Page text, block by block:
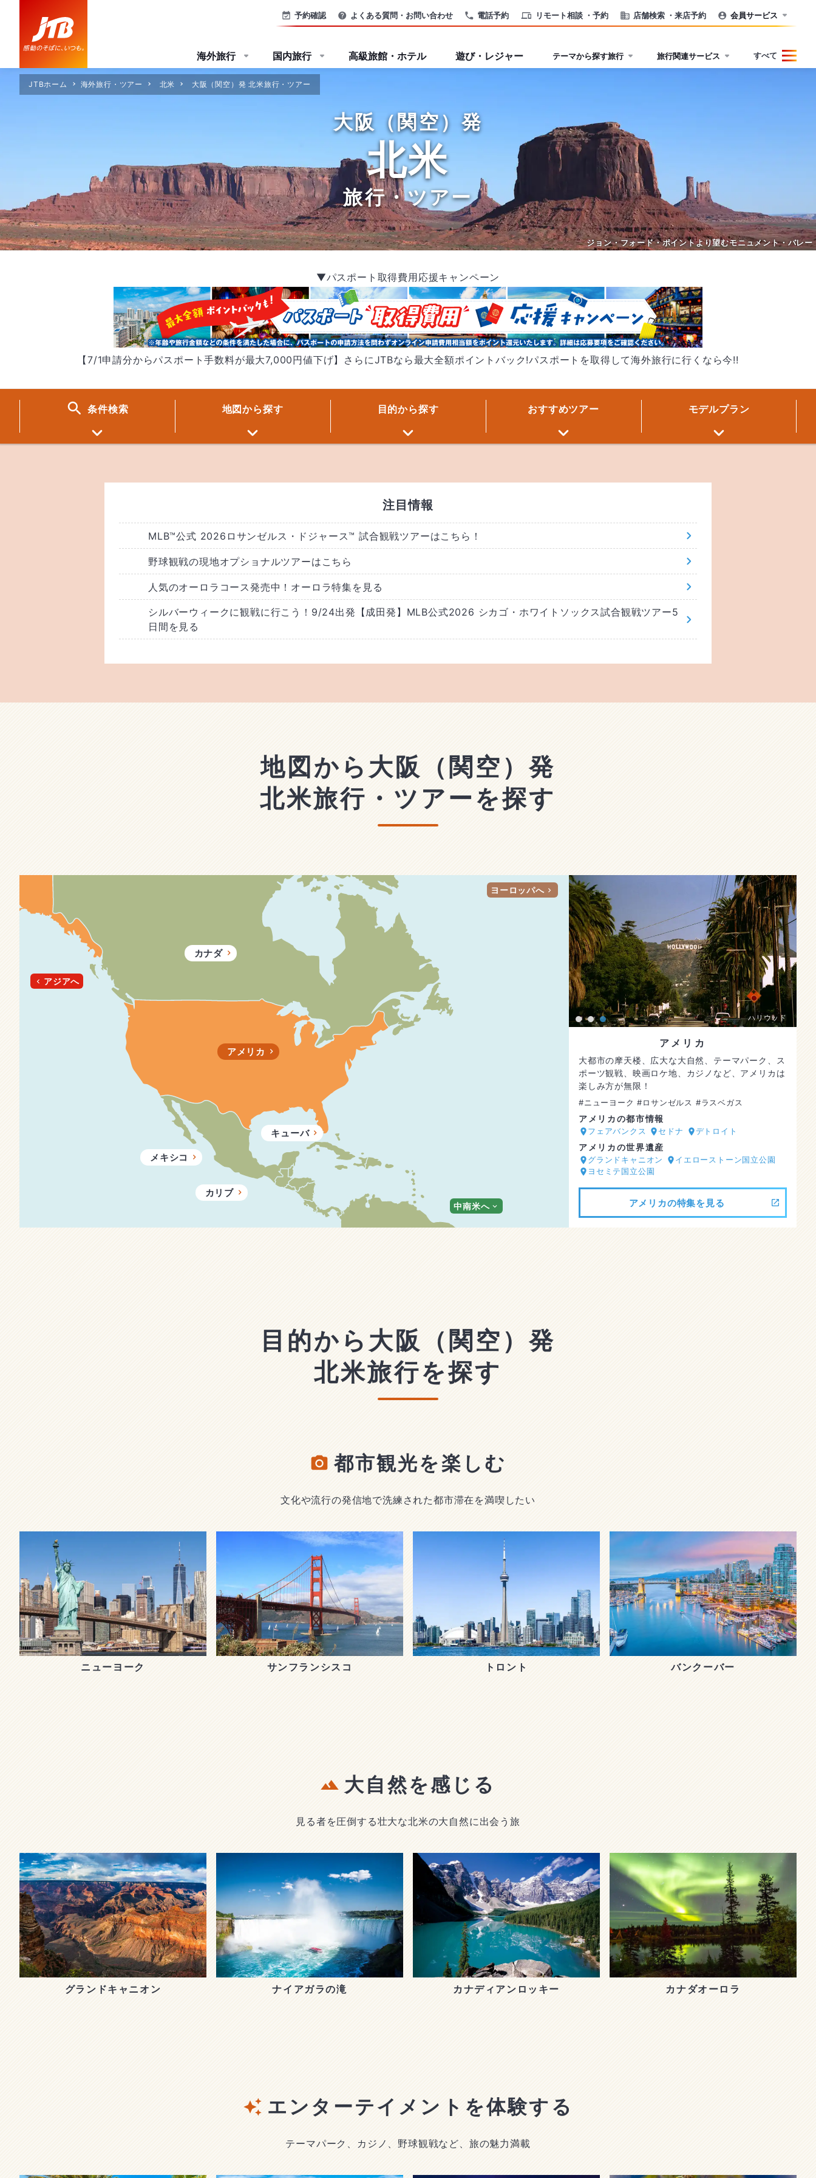
電話予約 リモート相談 ・予約 店舗検索 ・来店予約
予約確認 よくある質問・お問い合わせ 会員サービス
海外旅行 国内旅行 高級旅館・ホテル 遊び・レジャー テーマから探す旅行 旅行関連サービス すべて
JTBホーム 海外旅行・ツアー 北米 大阪（関空）発 北米旅行・ツアー
大阪（関空）発
北米
旅行・ツアー
ジョン・フォード・ポイントより望むモニュメント・バレー
▼パスポート取得費用応援キャンペーン
【7/1申請分からパスポート手数料が最大7,000円値下げ】さらにJTBなら最大全額ポイントバック!パスポートを取得して海外旅行に行くなら今!!
条件検索 地図から探す 目的から探す おすすめツアー モデルプラン
注目情報
MLB™公式 2026ロサンゼルス・ドジャース™ 試合観戦ツアーはこちら！
野球観戦の現地オプショナルツアーはこちら
人気のオーロラコース発売中！オーロラ特集を見る
シルバーウィークに観戦に行こう！9/24出発【成田発】MLB公式2026 シカゴ・ホワイトソックス試合観戦ツアー5
日間を見る
地図から大阪（関空）発
北米旅行・ツアーを探す
アメリカ
カナダ
メキシコ
カリブ
キューバ
アジアへ
ヨーロッパへ
中南米へ
ブルックリン橋の自由の女神像 ハリウッド
1 2 3
アメリカ
大都市の摩天楼、広大な大自然、テーマパーク、ス
ポーツ観戦、映画ロケ地、カジノなど、アメリカは
楽しみ方が無限！
#ニューヨーク #ロサンゼルス #ラスベガス
アメリカの都市情報
フェアバンクス セドナ デトロイト
アメリカの世界遺産
グランドキャニオン
イエローストーン国立公園
ヨセミテ国立公園
アメリカの特集を見る
目的から大阪（関空）発
北米旅行を探す
都市観光を楽しむ
文化や流行の発信地で洗練された都市滞在を満喫したい
ニューヨーク サンフランシスコ トロント バンクーバー
大自然を感じる
見る者を圧倒する壮大な北米の大自然に出会う旅
グランドキャニオン ナイアガラの滝 カナディアンロッキー カナダオーロラ
エンターテイメントを体験する
テーマパーク、カジノ、野球観戦など、旅の魅力満載